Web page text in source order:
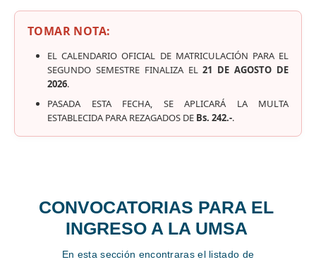
TOMAR NOTA:
EL CALENDARIO OFICIAL DE MATRICULACIÓN PARA EL
SEGUNDO SEMESTRE FINALIZA EL21 DE AGOSTO DE
2026.
PASADA ESTA FECHA, SE APLICARÁ LA MULTA
ESTABLECIDA PARA REZAGADOS DE Bs. 242.-.
CONVOCATORIAS PARA EL
INGRESO A LA UMSA
En esta sección encontraras el listado de